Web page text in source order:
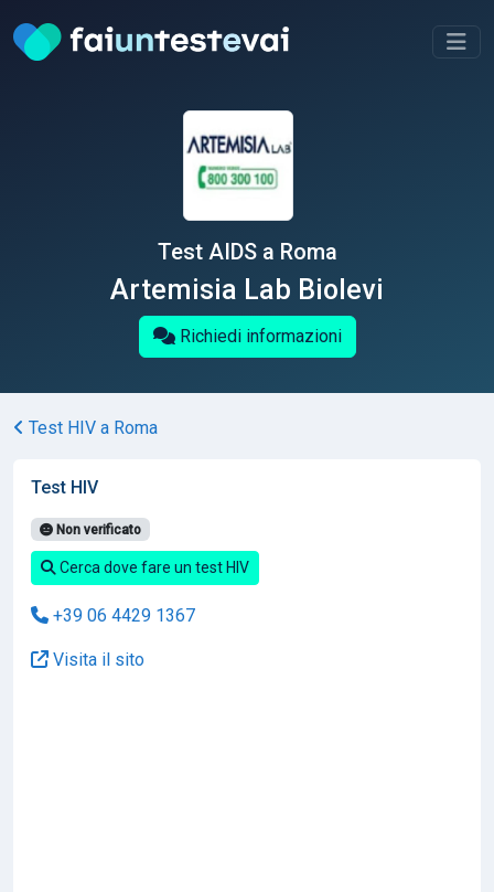
Test AIDS a Roma
Artemisia Lab Biolevi
Richiedi informazioni
Test HIV a Roma
Test HIV
Non verificato
Cerca dove fare un test HIV
+39 06 4429 1367
Visita il sito